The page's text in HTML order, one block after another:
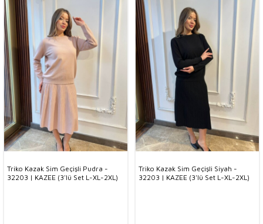
Triko Kazak Sim Geçişli Pudra -
32203 | KAZEE (3'lü Set L-XL-2XL)
Triko Kazak Sim Geçişli Siyah -
32203 | KAZEE (3'lü Set L-XL-2XL)